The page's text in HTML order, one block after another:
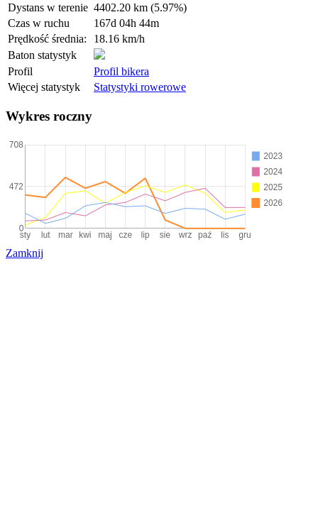
Dystans w terenie 4402.20 km (5.97%)
Czas w ruchu
167d 04h 44m
Prędkość średnia:
18.16 km/h
Baton statystyk
Profil
Profil bikera
Więcej statystyk
Statystyki rowerowe
Wykres roczny
Zamknij